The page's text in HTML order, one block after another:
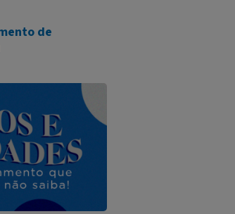
de